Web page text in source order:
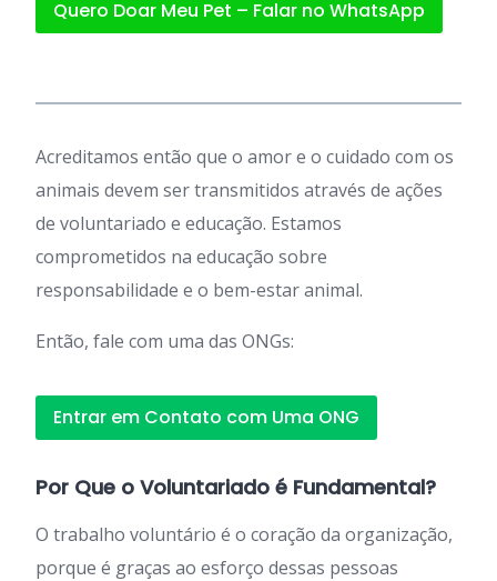
Quero Doar Meu Pet – Falar no WhatsApp
Acreditamos então que o amor e o cuidado com os
animais devem ser transmitidos através de ações
de voluntariado e educação. Estamos
comprometidos na educação sobre
responsabilidade e o bem-estar animal.
Então, fale com uma das ONGs:
Entrar em Contato com Uma ONG
Por Que o Voluntariado é Fundamental?
O trabalho voluntário é o coração da organização,
porque é graças ao esforço dessas pessoas